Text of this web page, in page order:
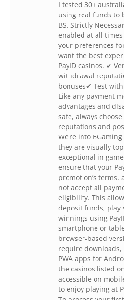
I tested 30+
using real funds to
BS. Strictly
enabled at all times
your preferences
want the best
PayID casinos. ✔
withdrawal
bonuses✔ Test
Like any payment
advantages and
safe, always
reputations and
We’re into
they are visually
exceptional in
ensure that your
promotion’s terms,
not accept all
eligibility. This
deposit funds, play
winnings using
smartphone or
browser-based
require downloads,
PWA apps for
the casinos listed
accessible on
to enjoy playing at